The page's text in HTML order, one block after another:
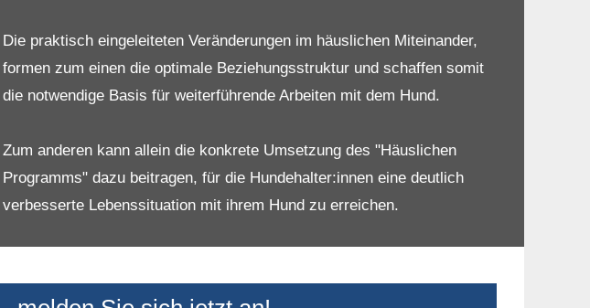
Die praktisch eingeleiteten Veränderungen im häuslichen Miteinander,
formen zum einen die optimale Beziehungsstruktur und schaffen somit
Zum anderen kann allein die konkrete Umsetzung des "Häuslichen
Programms" dazu beitragen, für die Hundehalter:innen eine deutlich